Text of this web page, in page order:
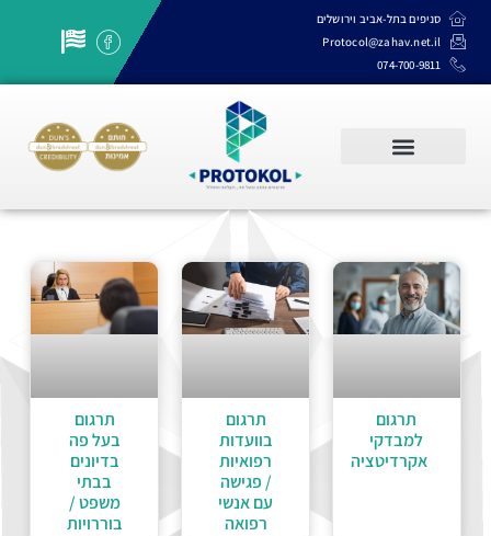
סניפים בתל-אביב וירושלים
Protocol@zahav.net.il
074-700-9811
תרגום
למבדקי
אקרדיטציה
תרגום
בוועדות
רפואיות
/ פגישה
עם אנשי
רפואה
תרגום
בעל פה
בדיונים
בבתי
משפט /
בוררויות